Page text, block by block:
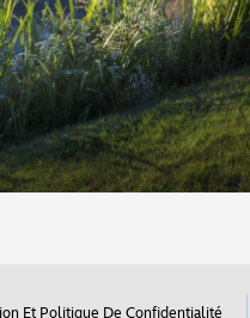
Et Politique De Confidentialité